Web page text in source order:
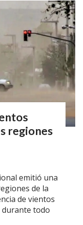
regiones
emitió una
de la
de vientos
durante todo